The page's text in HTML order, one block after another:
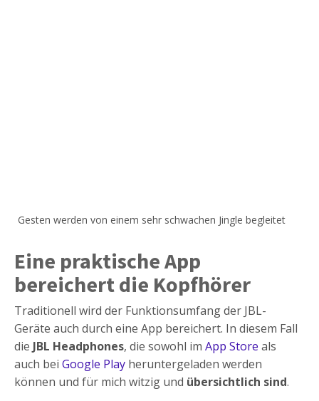
Gesten werden von einem sehr schwachen Jingle begleitet
Eine praktische App
bereichert die Kopfhörer
Traditionell wird der Funktionsumfang der JBL-
Geräte auch durch eine App bereichert. In diesem Fall
die JBL Headphones, die sowohl im App Store als
auch bei Google Play heruntergeladen werden
können und für mich witzig und übersichtlich sind.